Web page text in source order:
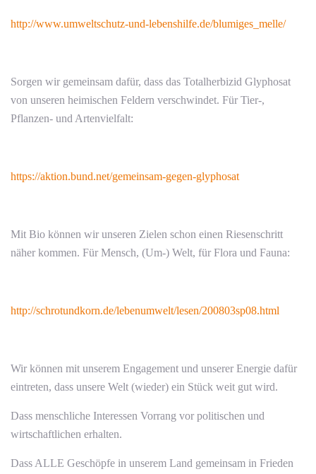
http://www.umweltschutz-und-lebenshilfe.de/blumiges_melle/
Sorgen wir gemeinsam dafür, dass das Totalherbizid Glyphosat
von unseren heimischen Feldern verschwindet. Für Tier-,
Pflanzen- und Artenvielfalt:
https://aktion.bund.net/gemeinsam-gegen-glyphosat
Mit Bio können wir unseren Zielen schon einen Riesenschritt
näher kommen. Für Mensch, (Um-) Welt, für Flora und Fauna:
http://schrotundkorn.de/lebenumwelt/lesen/200803sp08.html
Wir können mit unserem Engagement und unserer Energie dafür
eintreten, dass unsere Welt (wieder) ein Stück weit gut wird.
Dass menschliche Interessen Vorrang vor politischen und
wirtschaftlichen erhalten.
Dass ALLE Geschöpfe in unserem Land gemeinsam in Frieden